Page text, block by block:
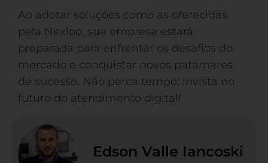
Ao adotar soluções como as oferecidas
pela Nexloo, sua empresa estará
preparada para enfrentar os desafios do
mercado e conquistar novos patamares
de sucesso. Não perca tempo: invista no
futuro do atendimento digital!
Edson Valle Iancoski